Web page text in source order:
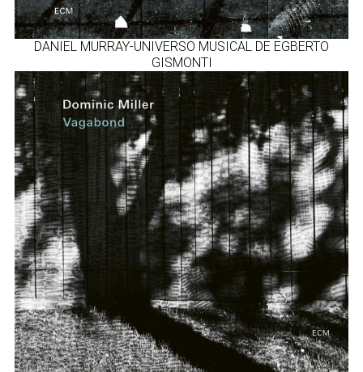
DANIEL MURRAY-UNIVERSO MUSICAL DE EGBERTO
GISMONTI